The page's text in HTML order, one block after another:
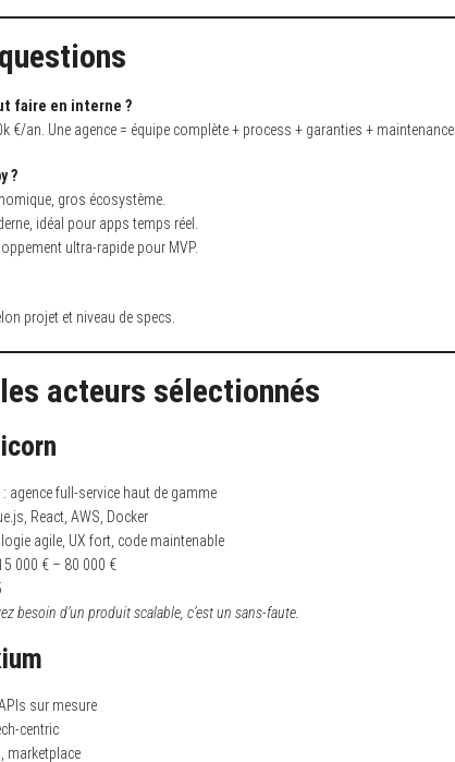
faire en interne ?
€/an. Une agence = équipe complète + process + garanties + maintenance.
?
gros écosystème.
idéal pour apps temps réel.
ultra-rapide pour MVP.
projet et niveau de specs.
acteurs sélectionnés
: agence full-service haut de gamme
React, AWS, Docker
agile, UX fort, code maintenable
000 € – 80 000 €
besoin d’un produit scalable, c’est un sans-faute.
sur mesure
centric
marketplace